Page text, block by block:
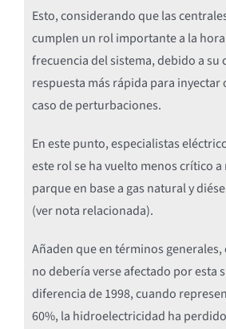
Esto, considerando que las
cumplen un rol importante a la
frecuencia del sistema, debido a su
respuesta más rápida para inyectar
caso de perturbaciones.
En este punto, especialistas
este rol se ha vuelto menos crítico
parque en base a gas natural y
(ver nota relacionada).
Añaden que en términos
no debería verse afectado por esta
diferencia de 1998, cuando
60%, la hidroelectricidad ha